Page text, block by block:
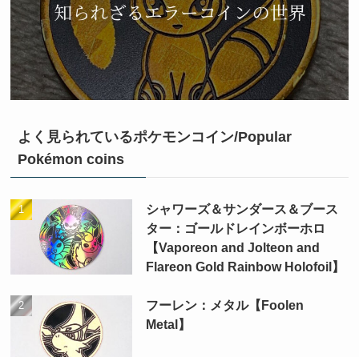
よく見られているポケモンコイン/Popular
Pokémon coins
シャワーズ＆サンダース＆ブース
ター：ゴールドレインボーホロ
【Vaporeon and Jolteon and
Flareon Gold Rainbow Holofoil】
フーレン：メタル【Foolen
Metal】